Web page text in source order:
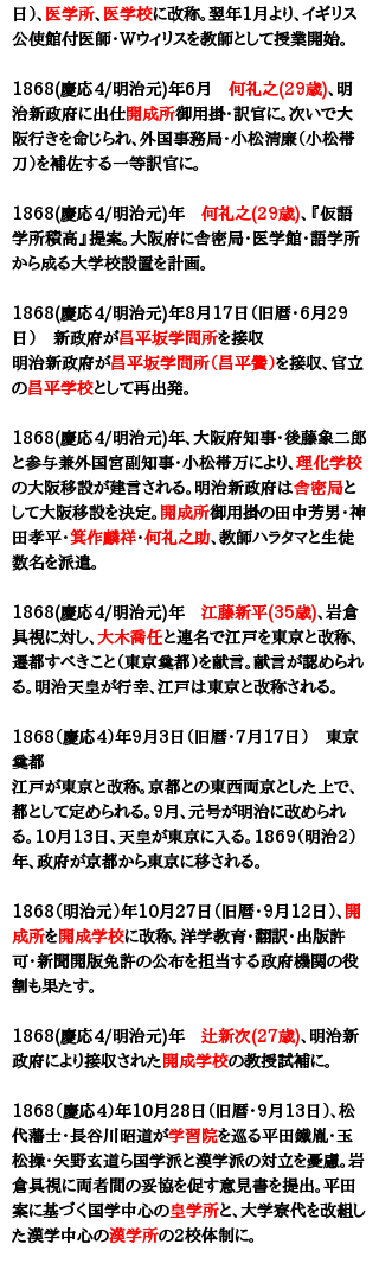
日）、 医学所、 医学校に改称。翌年1月より、イギリス
公使館付医師・Wウィリスを教師として授業開始。
1868(慶応4/明治元)年6月 何礼之(29歳)、明
治新政府に出仕開成所御用掛・訳官に。次いで大
阪行きを命じられ、外国事務局・小松清廉（小松帯
刀）を補佐する一等訳官に。
1868(慶応4/明治元)年 何礼之(29歳)、『仮語
学所積高』提案。大阪府に舎密局・医学館・語学所
から成る大学校設置を計画。
1868(慶応4/明治元)年8月17日（旧暦・6月29
日） 新政府が昌平坂学問所を接収
明治新政府が昌平坂学問所（昌平黌）を接収、官立
の昌平学校として再出発。
1868(慶応4/明治元)年、大阪府知事・後藤象二郎
と参与兼外国宮副知事・小松帯万により、 理化学校
の大阪移設が建言される。明治新政府は舎密局と
して大阪移設を決定。 開成所御用掛の田中芳男・神
田孝平・箕作麟祥・何礼之助、教師ハラタマと生徒
数名を派遣。
1868(慶応4/明治元)年 江藤新平(35歳)、岩倉
具視に対し、 大木喬任と連名で江戸を東京と改称、
遷都すべきこと（東京奠都）を献言。献言が認められ
る。明治天皇が行幸、江戸は東京と改称される。
1868（慶応4）年9月3日（旧暦・7月17日） 東京
奠都
江戸が東京と改称。京都との東西両京とした上で、
都として定められる。9月、元号が明治に改められ
る。10月13日、天皇が東京に入る。1869（明治2）
年、政府が京都から東京に移される。
1868（明治元）年10月27日（旧暦・9月12日）、 開
成所を開成学校に改称。洋学教育・翻訳・出版許
可・新聞開版免許の公布を担当する政府機関の役
割も果たす。
1868(慶応4/明治元)年 辻新次(27歳)、明治新
政府により接収された 開成学校の教授試補に。
1868（慶応4）年10月28日（旧暦・9月13日）、松
代藩士・長谷川昭道が学習院を巡る平田鐵胤・玉
松操・矢野玄道ら国学派と漢学派の対立を憂慮。岩
倉具視に両者間の妥協を促す意見書を提出。平田
案に基づく国学中心の皇学所と、大学寮代を改組し
た漢学中心の漢学所の2校体制に。​